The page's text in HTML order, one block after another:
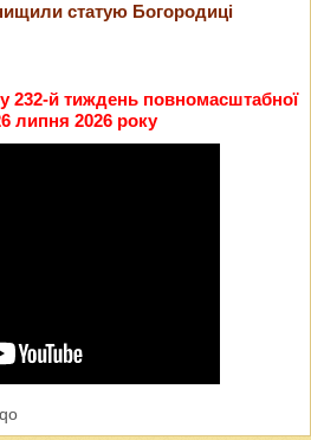
статую Богородиці
232-й тиждень повномасштабної
липня 2026 року